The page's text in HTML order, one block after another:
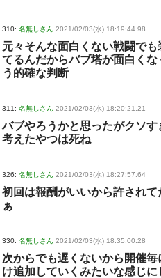
310: 名無しさん 2021/02/03(水) 18:19:44.98
元々そんな面白くない戦闘で
てるんだからバブ塔が面白く
う的確な判断
311: 名無しさん 2021/02/03(水) 18:20:21.21
バブやろうかと思ったがクソす
考えたやつは死ね
326: 名無しさん 2021/02/03(水) 18:27:57.64
初回は報酬がいいから許され
ぁ
330: 名無しさん 2021/02/03(水) 18:35:00.28
次からでも遅くないから開催
け追加していくみたいな感じ